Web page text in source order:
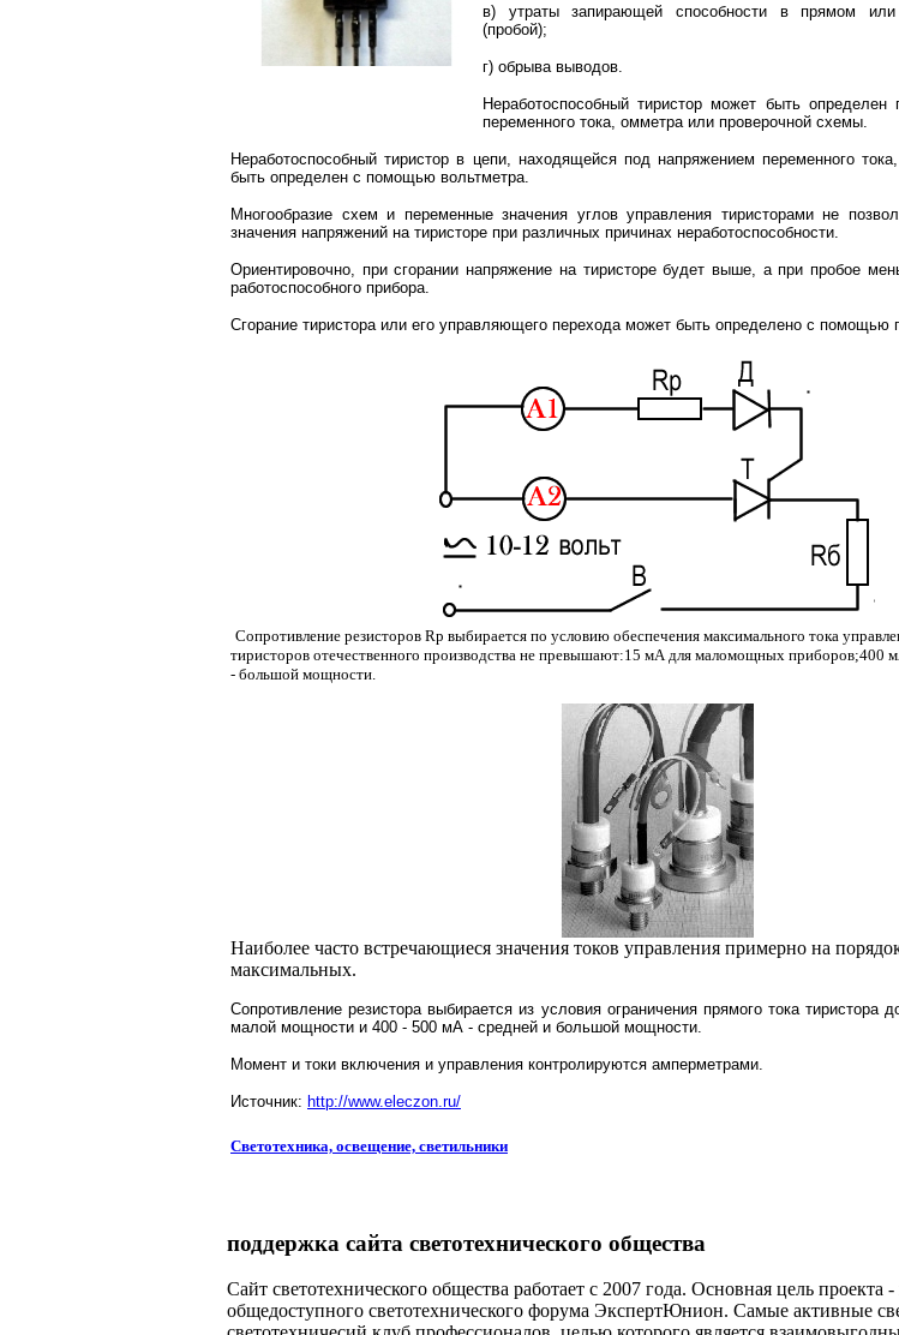
в) утраты запирающей способности в прямом или
(пробой);
г) обрыва выводов.
Неработоспособный тиристор может быть определен
переменного тока, омметра или проверочной схемы.
Неработоспособный тиристор в цепи, находящейся под напряжением переменного
быть определен с помощью вольтметра.
Многообразие схем и переменные значения углов управления тиристорами не
значения напряжений на тиристоре при различных причинах неработоспособности.
Ориентировочно, при сгорании напряжение на тиристоре будет выше, а при пробое
работоспособного прибора.
Сгорание тиристора или его управляющего перехода может быть определено с помощью
Сопротивление резисторов Rp выбирается по условию обеспечения максимального тока
тиристоров отечественного производства не превышают:15 мА для маломощных приборов;400
- большой мощности.
Наиболее часто встречающиеся значения токов управления примерно на
максимальных.
Сопротивление резистора выбирается из условия ограничения прямого тока тиристора
малой мощности и 400 - 500 мА - средней и большой мощности.
Момент и токи включения и управления контролируются амперметрами.
Источник: http://www.eleczon.ru/
Светотехника, освещение, светильники
поддержка сайта светотехнического общества
Сайт светотехнического общества работает с 2007 года. Основная цель
общедоступного светотехнического форума ЭкспертЮнион. Самые активные